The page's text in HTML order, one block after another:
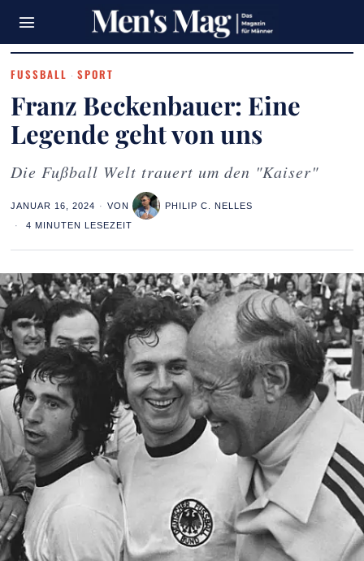
FUSSBALL · SPORT
Franz Beckenbauer: Eine
Legende geht von uns
Die Fußball Welt trauert um den "Kaiser"
JANUAR 16, 2024 VON PHILIP C. NELLES
4 MINUTEN LESEZEIT